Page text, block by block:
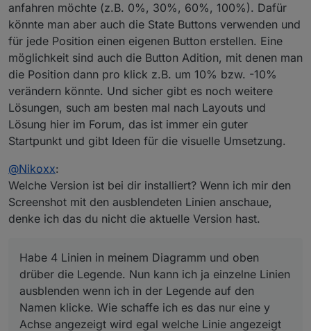
anfahren möchte (z.B. 0%, 30%, 60%, 100%). Dafür
könnte man aber auch die State Buttons verwenden und
für jede Position einen eigenen Button erstellen. Eine
möglichkeit sind auch die Button Adition, mit denen man
die Position dann pro klick z.B. um 10% bzw. -10%
verändern könnte. Und sicher gibt es noch weitere
Lösungen, such am besten mal nach Layouts und
Lösung hier im Forum, das ist immer ein guter
Startpunkt und gibt Ideen für die visuelle Umsetzung.
@Nikoxx:
Welche Version ist bei dir installiert? Wenn ich mir den
Screenshot mit den ausblendeten Linien anschaue,
denke ich das du nicht die aktuelle Version hast.
Habe 4 Linien in meinem Diagramm und oben
drüber die Legende. Nun kann ich ja einzelne Linien
ausblenden wenn ich in der Legende auf den
Namen klicke. Wie schaffe ich es das nur eine y
Achse angezeigt wird egal welche Linie angezeigt